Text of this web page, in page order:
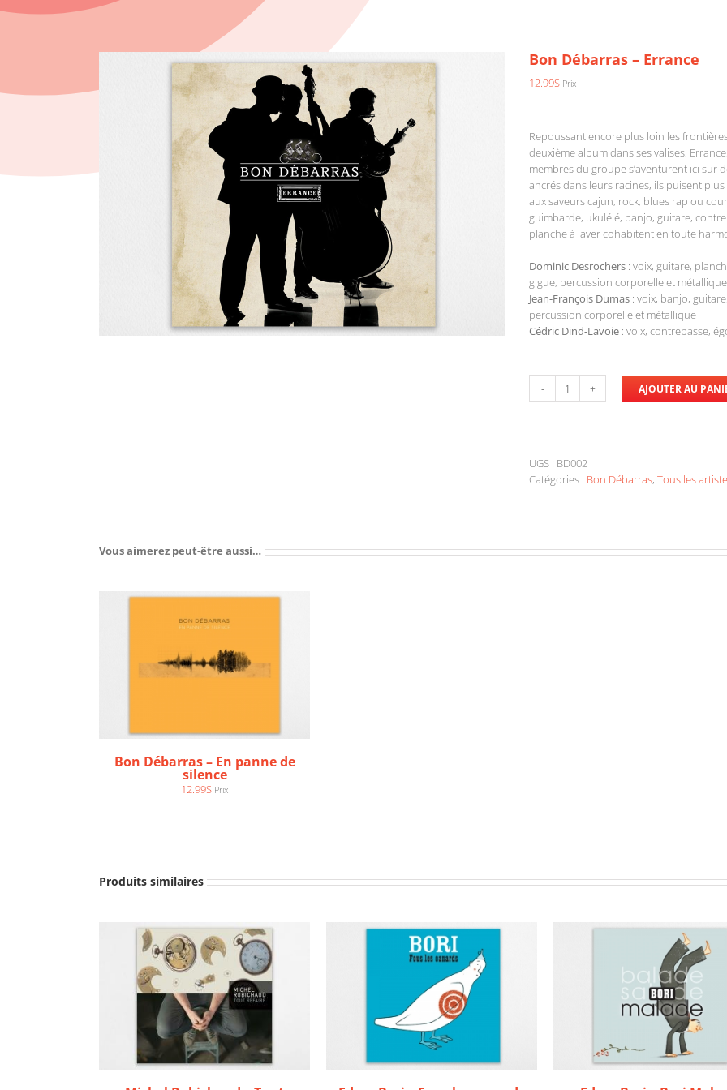
Bon Débarras – Errance
12.99$ Prix
Repoussant encore plus loin les
deuxième album dans ses valises,
membres du groupe s’aventurent ici
ancrés dans leurs racines, ils puisent
aux saveurs cajun, rock, blues rap ou
guimbarde, ukulélé, banjo, guitare,
planche à laver cohabitent en toute
Dominic Desrochers : voix, guitare,
gigue, percussion corporelle et métallique
Jean-François Dumas : voix, banjo,
percussion corporelle et métallique
Cédric Dind-Lavoie : voix, contrebasse,
quantité
-
Errance
AJOUTER AU
UGS : BD002
Catégories : Bon Débarras, Tous les
Vous aimerez peut-être aussi…
Bon Débarras – En panne de
silence
12.99$ Prix
Produits similaires